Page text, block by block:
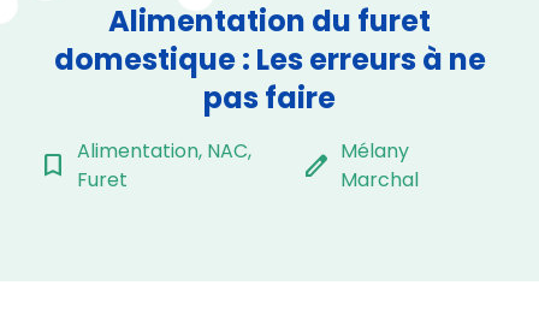
Alimentation du furet
domestique : Les erreurs à ne
pas faire
bookmark_border Alimentation, NAC,
Furet
edit Mélany
Marchal